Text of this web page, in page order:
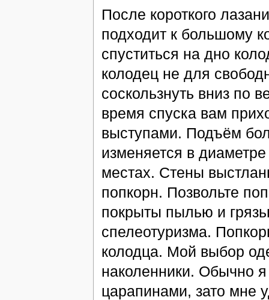
После короткого
подходит к большому
спуститься на дно
колодец не для
соскользнуть вниз по
время спуска вам
выступами. Подъём
изменяется в
местах. Стены
попкорн. Позвольте
покрыты пылью и
спелеотуризма.
колодца. Мой выбор
наколенники. Обычно
царапинами, зато мне